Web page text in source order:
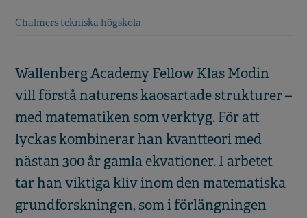
Chalmers tekniska högskola
Wallenberg Academy Fellow Klas Modin
vill förstå naturens kaosartade strukturer –
med matematiken som verktyg. För att
lyckas kombinerar han kvantteori med
nästan 300 år gamla ekvationer. I arbetet
tar han viktiga kliv inom den matematiska
grundforskningen, som i förlängningen